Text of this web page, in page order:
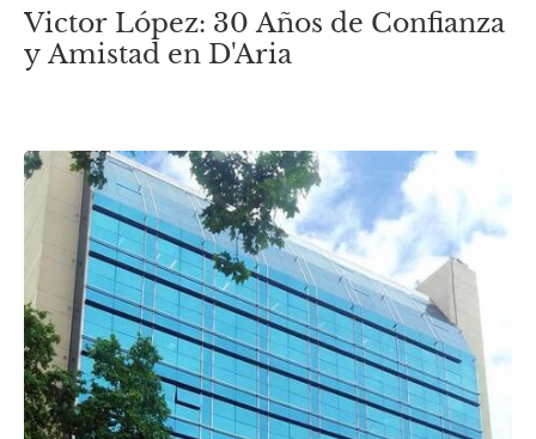
Victor López: 30 Años de Confianza
y Amistad en D'Aria